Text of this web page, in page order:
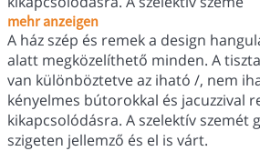
mehr anzeigen
A ház szép és remek a design
alatt megközelíthető minden. A
van különböztetve az iható /, nem
kényelmes bútorokkal és jacuzzival
kikapcsolódásra. A szelektív szemét
szigeten jellemző és el is várt.